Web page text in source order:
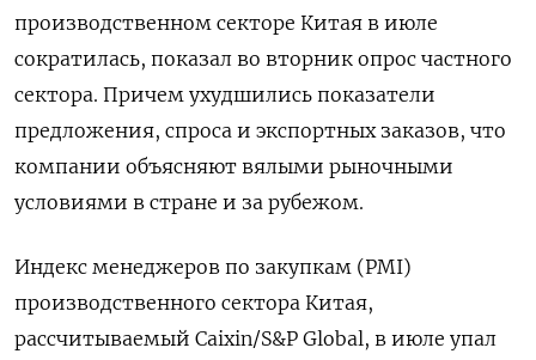
производственном секторе Китая в июле
сократилась, показал во вторник опрос частного
сектора. Причем ухудшились показатели
предложения, спроса и экспортных заказов, что
компании объясняют вялыми рыночными
условиями в стране и за рубежом.
Индекс менеджеров по закупкам (PMI)
производственного сектора Китая,
рассчитываемый Сaixin/S&P Global, в июле упал